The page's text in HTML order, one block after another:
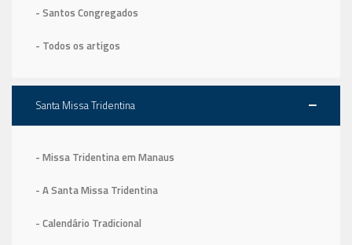
- Santos Congregados
- Todos os artigos
Santa Missa Tridentina
- Missa Tridentina em Manaus
- A Santa Missa Tridentina
- Calendário Tradicional